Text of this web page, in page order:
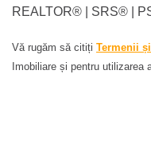
REALTOR®️ | SRS®️ |
Vă rugăm să citiți Termenii
Imobiliare și pentru utilizarea